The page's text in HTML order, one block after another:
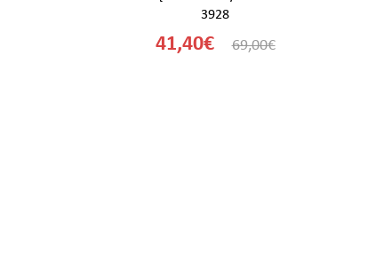
3928
41,40€ 69,00€